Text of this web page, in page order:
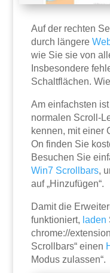
Auf der rechten
durch längere
wie Sie sie von
Insbesondere
Schaltflächen.
Am einfachsten
normalen Scroll-
kennen, mit einer
On finden Sie
Besuchen Sie
Win7 Scrollbars,
auf „Hinzufügen“.
Damit die
funktioniert, laden
chrome://
Scrollbars“ einen
Modus zulassen“.